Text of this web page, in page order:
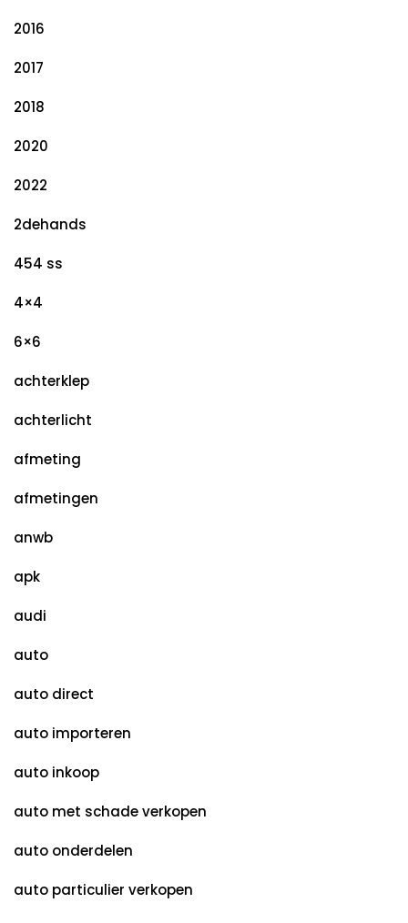
2016
2017
2018
2020
2022
2dehands
454 ss
4×4
6×6
achterklep
achterlicht
afmeting
afmetingen
anwb
apk
audi
auto
auto direct
auto importeren
auto inkoop
auto met schade verkopen
auto onderdelen
auto particulier verkopen